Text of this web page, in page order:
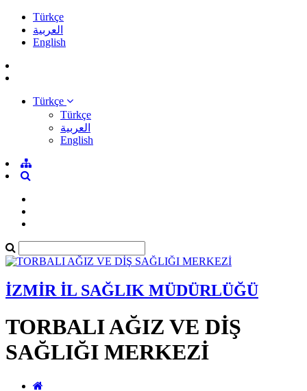
Türkçe
العربية
English
Türkçe
Türkçe
العربية
English
İZMİR İL SAĞLIK MÜDÜRLÜĞÜ
TORBALI AĞIZ VE DİŞ
SAĞLIĞI MERKEZİ